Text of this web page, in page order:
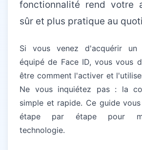
fonctionnalité rend votre
sûr et plus pratique au
Si vous venez d'acquérir un
équipé de Face ID, vous vous
être comment l'activer et
Ne vous inquiétez pas : la
simple et rapide. Ce guide
étape par étape pour
technologie.